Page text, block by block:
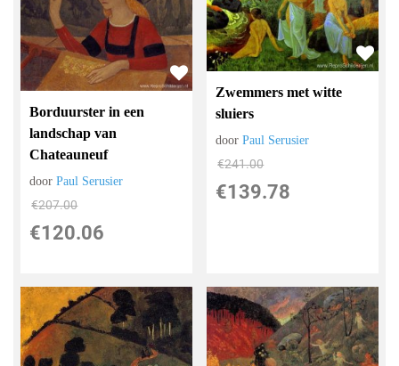
Borduurster in een
landschap van
Chateauneuf
doorPaul Serusier
€207.00
€120.06
Zwemmers met witte
sluiers
doorPaul Serusier
€241.00
€139.78